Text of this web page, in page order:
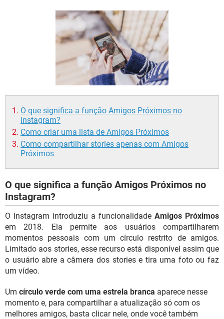
O que significa a função Amigos Próximos no
Instagram?
Como criar uma lista de Amigos Próximos
Como compartilhar stories apenas com Amigos
Próximos
O que significa a função Amigos Próximos no
Instagram?
O Instagram introduziu a funcionalidade Amigos Próximos
em 2018. Ela permite aos usuários compartilharem
momentos pessoais com um círculo restrito de amigos.
Limitado aos stories, esse recurso está disponível assim que
o usuário abre a câmera dos stories e tira uma foto ou faz
um vídeo.
Um círculo verde com uma estrela branca aparece nesse
momento e, para compartilhar a atualização só com os
melhores amigos, basta clicar nele, onde você também